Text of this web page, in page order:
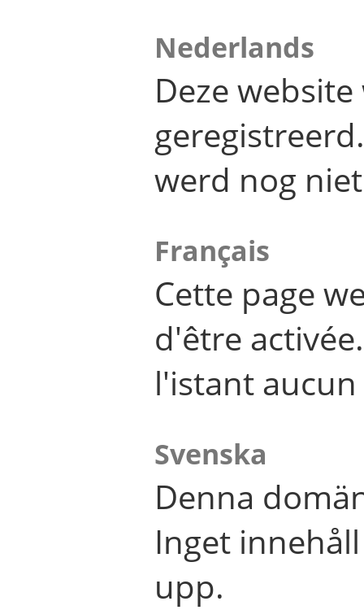
Nederlands
Deze
werd nog
Français
Cette page
d'être
l'istant
Svenska
Denna
Inget
upp.